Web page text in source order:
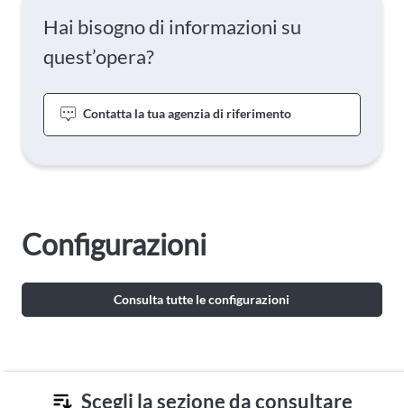
Scegli la sezione da consultare
Hai bisogno di informazioni su
quest’opera?
Contatta la tua agenzia di riferimento
Configurazioni
Consulta tutte le configurazioni